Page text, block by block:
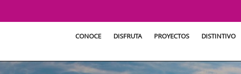
CONOCE DISFRUTA PROYECTOS DISTINTIVO